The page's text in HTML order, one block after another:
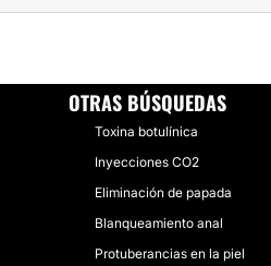
OTRAS BÚSQUEDAS
Toxina botulínica
Inyecciones CO2
Eliminación de papada
Blanqueamiento anal
Protuberancias en la piel